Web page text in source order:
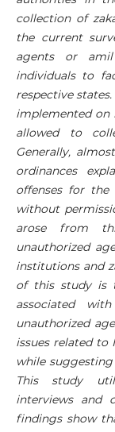
collection of
the current
agents or
individuals to
respective
implemented on
allowed to
Generally,
ordinances
offenses for
without
arose from
unauthorized
institutions and
of this study is
associated
unauthorized
issues related to
while
This study
interviews and
findings show